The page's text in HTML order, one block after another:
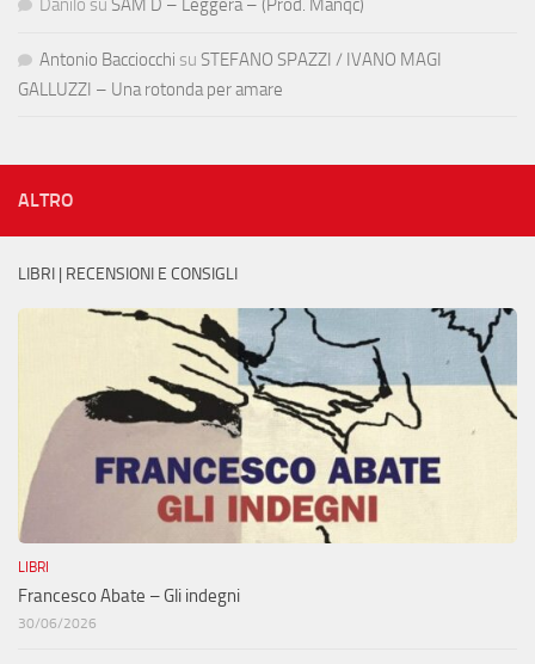
Danilo su SAM D – Leggera – (Prod. Manqc)
Antonio Bacciocchi su STEFANO SPAZZI / IVANO MAGI
GALLUZZI – Una rotonda per amare
ALTRO
LIBRI | RECENSIONI E CONSIGLI
LIBRI
Francesco Abate – Gli indegni
30/06/2026